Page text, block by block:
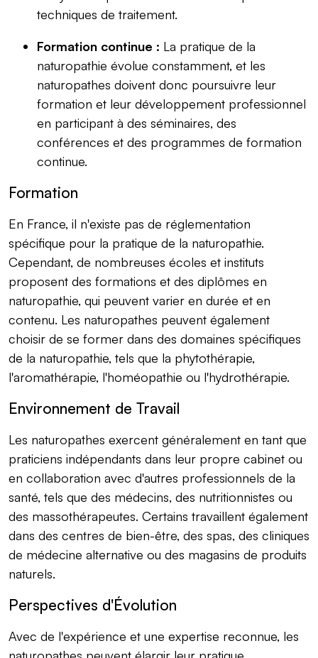
techniques de traitement.
Formation continue : La pratique de la
naturopathie évolue constamment, et les
naturopathes doivent donc poursuivre leur
formation et leur développement professionnel
en participant à des séminaires, des
conférences et des programmes de formation
continue.
Formation
En France, il n'existe pas de réglementation
spécifique pour la pratique de la naturopathie.
Cependant, de nombreuses écoles et instituts
proposent des formations et des diplômes en
naturopathie, qui peuvent varier en durée et en
contenu. Les naturopathes peuvent également
choisir de se former dans des domaines spécifiques
de la naturopathie, tels que la phytothérapie,
l'aromathérapie, l'homéopathie ou l'hydrothérapie.
Environnement de Travail
Les naturopathes exercent généralement en tant que
praticiens indépendants dans leur propre cabinet ou
en collaboration avec d'autres professionnels de la
santé, tels que des médecins, des nutritionnistes ou
des massothérapeutes. Certains travaillent également
dans des centres de bien-être, des spas, des cliniques
de médecine alternative ou des magasins de produits
naturels.
Perspectives d'Évolution
Avec de l'expérience et une expertise reconnue, les